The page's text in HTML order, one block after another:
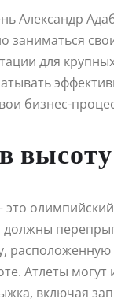
Александр
заниматься
для
бизнес-
высоту
должны
расположенную
Атлеты могут
включая